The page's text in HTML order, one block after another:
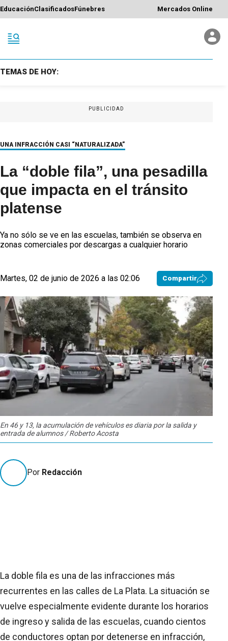
EducaciónClasificadosFúnebres Mercados Online
TEMAS DE HOY:
PUBLICIDAD
UNA INFRACCIÓN CASI “NATURALIZADA”
La “doble fila”, una pesadilla
que impacta en el tránsito
platense
Ya no sólo se ve en las escuelas, también se observa en
zonas comerciales por descargas a cualquier horario
Martes, 02 de junio de 2026 a las 02:06 Compartir
En 46 y 13, la acumulación de vehículos es diaria por la salida y
entrada de alumnos / Roberto Acosta
Por Redacción
La doble fila es una de las infracciones más
recurrentes en las calles de La Plata. La situación se
vuelve especialmente evidente durante los horarios
de ingreso y salida de las escuelas, cuando cientos
de conductores optan por detenerse en infracción,